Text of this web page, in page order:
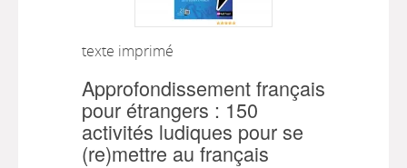
texte imprimé
Approfondissement français
pour étrangers : 150
activités ludiques pour se
(re)mettre au français